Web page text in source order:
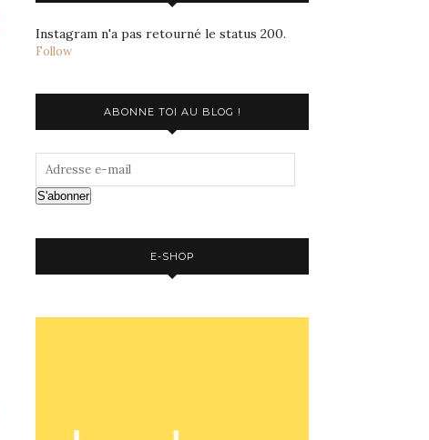
Instagram n'a pas retourné le status 200.
Follow
ABONNE TOI AU BLOG !
S'abonner
E-SHOP